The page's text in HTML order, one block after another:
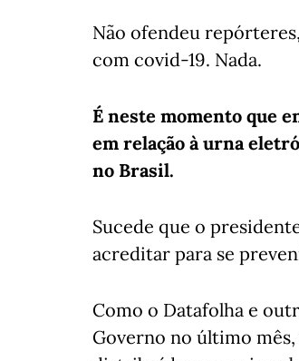
Não ofendeu
com covid-19. Nada.
É neste momento que
em relação à urna
no Brasil.
Sucede que o
acreditar para se
Como o Datafolha e
Governo no último